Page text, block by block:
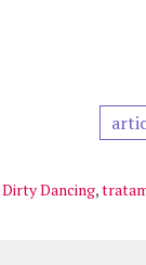
Dirty Dancing,